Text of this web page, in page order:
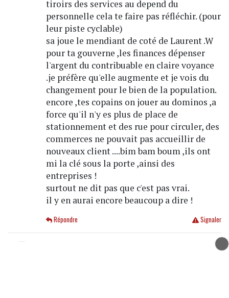
tiroirs des services au depend du
personnelle cela te faire pas réfléchir. (pour
leur piste cyclable)
sa joue le mendiant de coté de Laurent .W
pour ta gouverne ,les finances dépenser
l'argent du contribuable en claire voyance
.je préfère qu'elle augmente et je vois du
changement pour le bien de la population.
encore ,tes copains on jouer au dominos ,a
force qu'il n'y es plus de place de
stationnement et des rue pour circuler, des
commerces ne pouvait pas accueillir de
nouveaux client ....bim bam boum ,ils ont
mi la clé sous la porte ,ainsi des
entreprises !
surtout ne dit pas que c'est pas vrai.
il y en aurai encore beaucoup a dire !
Signaler
Répondre